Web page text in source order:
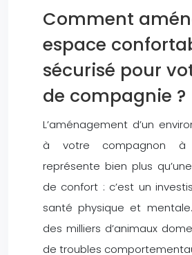
Comment
espace
sécurisé pour
de compagnie ?
L’aménagement d’un
à votre compagnon à
représente bien plus
de confort : c’est un
santé physique et
des milliers d’animaux
de troubles